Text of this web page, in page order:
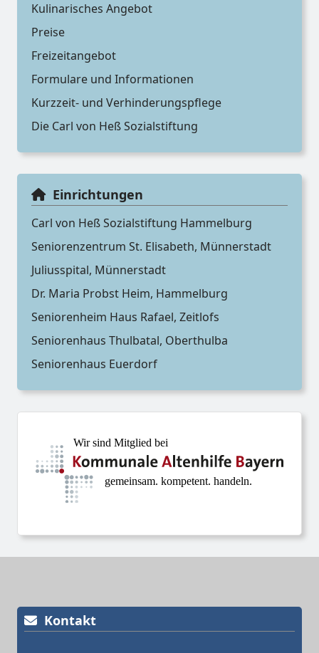
Kulinarisches Angebot
Preise
Freizeitangebot
Formulare und Informationen
Kurzzeit- und Verhinderungspflege
Die Carl von Heß Sozialstiftung
Einrichtungen
Carl von Heß Sozialstiftung Hammelburg
Seniorenzentrum St. Elisabeth, Münnerstadt
Juliusspital, Münnerstadt
Dr. Maria Probst Heim, Hammelburg
Seniorenheim Haus Rafael, Zeitlofs
Seniorenhaus Thulbatal, Oberthulba
Seniorenhaus Euerdorf
Kontakt